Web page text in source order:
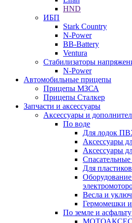
HND
ИБП
Stark Country
N-Power
BB-Battery
Ventura
Стабилизаторы
N-Power
Автомобильные прицепы
Прицепы МЗСА
Прицепы Сталкер
Запчасти и аксессуары
Аксессуары и
По воде
Для лодок
Аксессуары
Аксессуары
Для
Весла и
Гермомешки
По земле и асфальту